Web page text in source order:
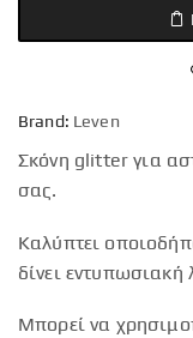
Brand: Leven
Σκόνη glitter για
σας.
Καλύπτει
δίνει
Μπορεί να